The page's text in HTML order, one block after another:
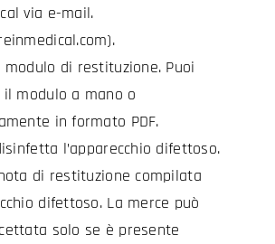
via e-mail.
modulo di restituzione. Puoi
modulo a mano o
in formato PDF.
l’apparecchio difettoso.
di restituzione compilata
difettoso. La merce può
solo se è presente